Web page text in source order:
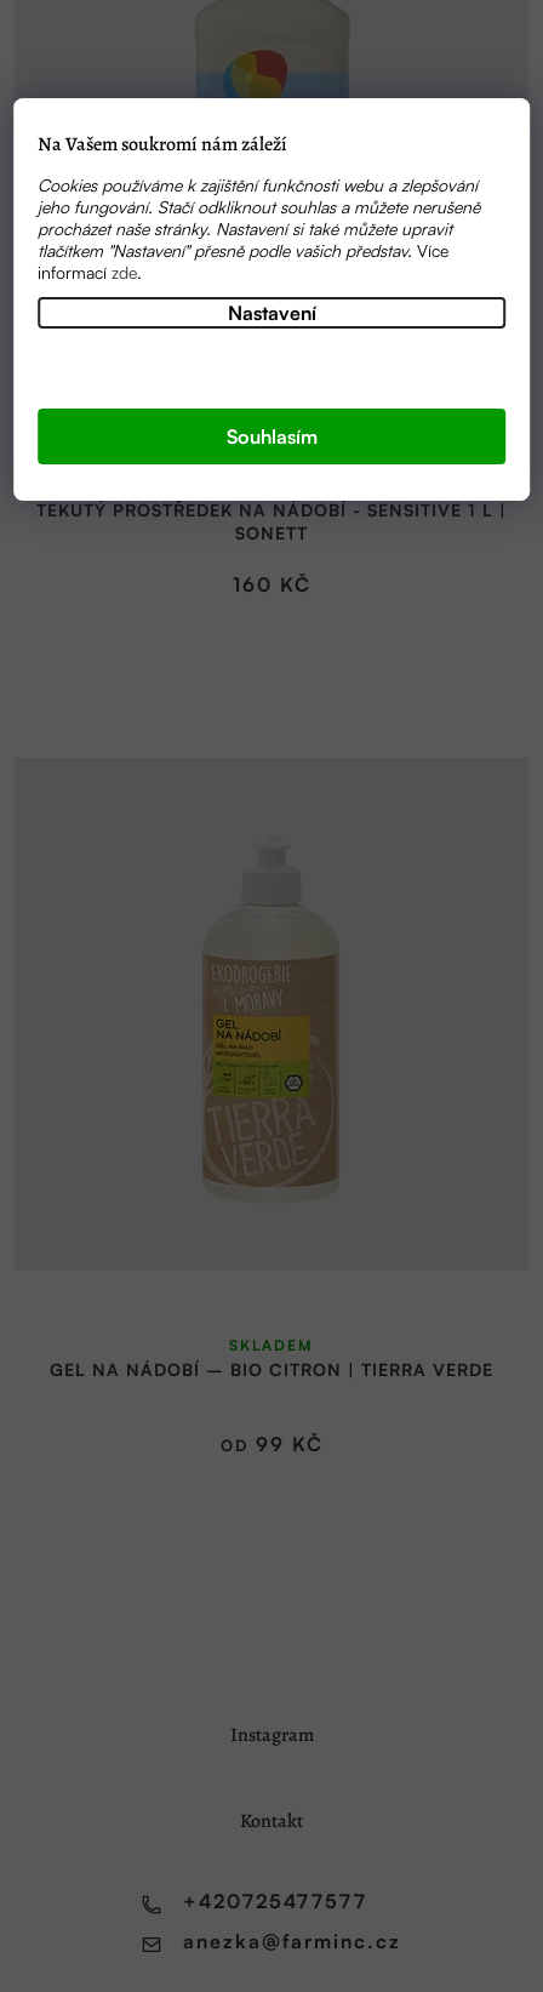
Na Vašem soukromí nám záleží
Cookies používáme k zajištění funkčnosti webu a zlepšování
jeho fungování. Stačí odkliknout souhlas a můžete nerušeně
procházet naše stránky. Nastavení si také můžete upravit
tlačítkem "Nastavení" přesně podle vašich představ.Více
informacízde.
Nastavení
Souhlasím
TEKUTÝ PROSTŘEDEK NA NÁDOBÍ - SENSITIVE 1 L |
SONETT
160 KČ
GEL NA NÁDOBÍ – BIO CITRON | TIERRA VERDE
SKLADEM
OD 99 KČ
Instagram
Kontakt
anezka @farminc.cz
+420725477577